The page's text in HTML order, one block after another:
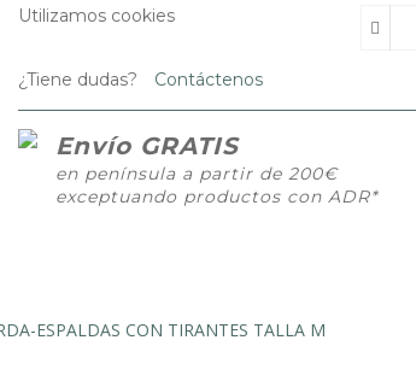
Utilizamos cookies
¿Tiene dudas? Contáctenos
Envío GRATIS
en península a partir de 200€
exceptuando productos con ADR*